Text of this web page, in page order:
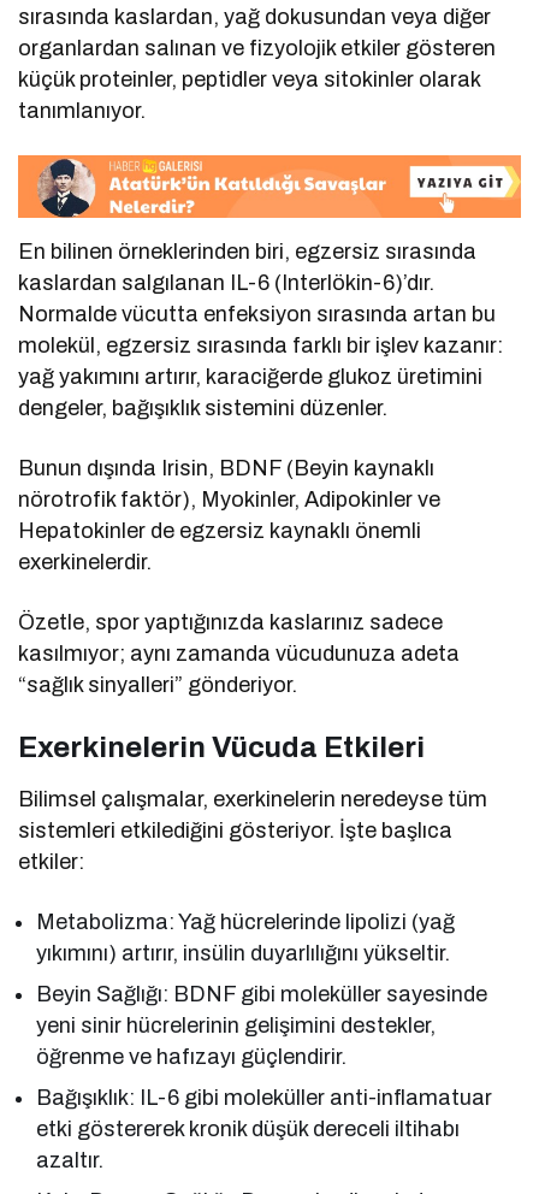
sırasında kaslardan, yağ dokusundan veya diğer
organlardan salınan ve fizyolojik etkiler gösteren
küçük proteinler, peptidler veya sitokinler olarak
tanımlanıyor.
En bilinen örneklerinden biri, egzersiz sırasında
kaslardan salgılanan IL-6 (Interlökin-6)’dır.
Normalde vücutta enfeksiyon sırasında artan bu
molekül, egzersiz sırasında farklı bir işlev kazanır:
yağ yakımını artırır, karaciğerde glukoz üretimini
dengeler, bağışıklık sistemini düzenler.
Bunun dışında Irisin, BDNF (Beyin kaynaklı
nörotrofik faktör), Myokinler, Adipokinler ve
Hepatokinler de egzersiz kaynaklı önemli
exerkinelerdir.
Özetle, spor yaptığınızda kaslarınız sadece
kasılmıyor; aynı zamanda vücudunuza adeta
“sağlık sinyalleri” gönderiyor.
Exerkinelerin Vücuda Etkileri
Bilimsel çalışmalar, exerkinelerin neredeyse tüm
sistemleri etkilediğini gösteriyor. İşte başlıca
etkiler:
Metabolizma: Yağ hücrelerinde lipolizi (yağ
yıkımını) artırır, insülin duyarlılığını yükseltir.
Beyin Sağlığı: BDNF gibi moleküller sayesinde
yeni sinir hücrelerinin gelişimini destekler,
öğrenme ve hafızayı güçlendirir.
Bağışıklık: IL-6 gibi moleküller anti-inflamatuar
etki göstererek kronik düşük dereceli iltihabı
azaltır.